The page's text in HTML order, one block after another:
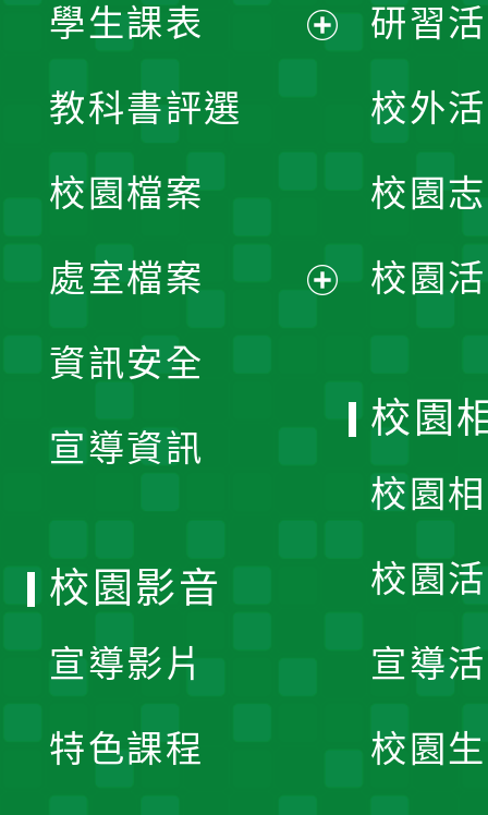
學生課表
單
教科書評選
校園檔案
處室檔案
資訊安全
宣導資訊
研習
校外
校園
校園
校園
校園
校園
宣導
校園
校園影音
宣導影片
特色課程